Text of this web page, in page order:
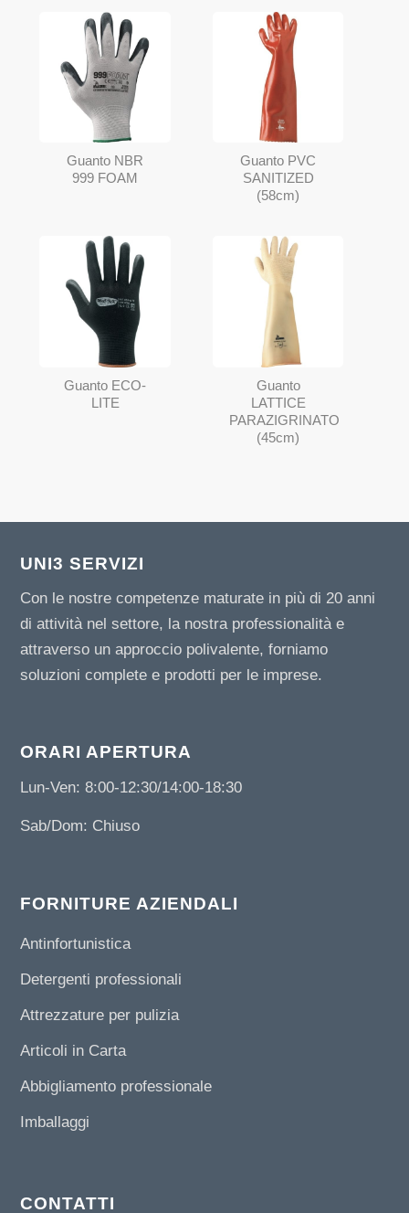
Guanto NBR
999 FOAM
Guanto PVC
SANITIZED
(58cm)
Guanto ECO-
LITE
Guanto
LATTICE
PARAZIGRINATO
(45cm)
UNI3 SERVIZI
Con le nostre competenze maturate in più di 20 anni
di attività nel settore, la nostra professionalità e
attraverso un approccio polivalente, forniamo
soluzioni complete e prodotti per le imprese.
ORARI APERTURA
Lun-Ven: 8:00-12:30/14:00-18:30
Sab/Dom: Chiuso
FORNITURE AZIENDALI
Antinfortunistica
Detergenti professionali
Attrezzature per pulizia
Articoli in Carta
Abbigliamento professionale
Imballaggi
CONTATTI